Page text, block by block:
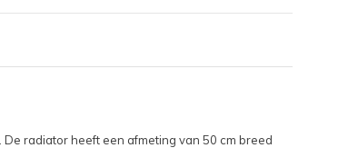
radiator heeft een afmeting van 50 cm breed